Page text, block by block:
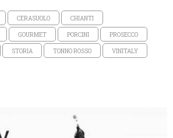
CERASUOLO CHIANTI
GOURMET PORCINI PROSECCO
STORIA TONNO ROSSO VINITALY